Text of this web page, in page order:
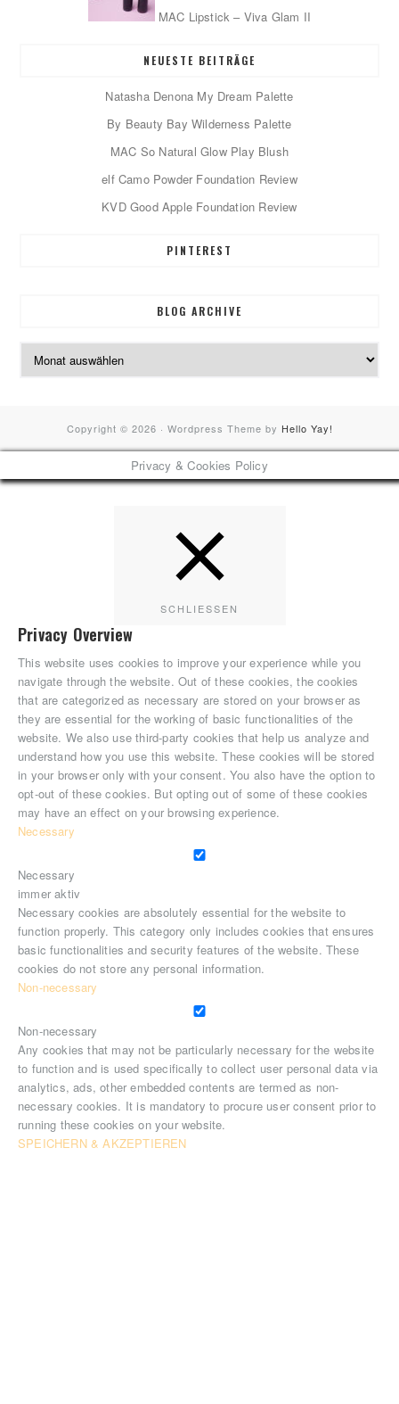
MAC Lipstick – Viva Glam II
NEUESTE BEITRÄGE
Natasha Denona My Dream Palette
By Beauty Bay Wilderness Palette
MAC So Natural Glow Play Blush
elf Camo Powder Foundation Review
KVD Good Apple Foundation Review
PINTEREST
BLOG ARCHIVE
Blog
Archive
Copyright © 2026 · Wordpress Theme by Hello Yay!
Privacy & Cookies Policy
SCHLIESSEN
Privacy Overview
This website uses cookies to improve your experience while you
navigate through the website. Out of these cookies, the cookies
that are categorized as necessary are stored on your browser as
they are essential for the working of basic functionalities of the
website. We also use third-party cookies that help us analyze and
understand how you use this website. These cookies will be stored
in your browser only with your consent. You also have the option to
opt-out of these cookies. But opting out of some of these cookies
may have an effect on your browsing experience.
Necessary
Necessary
immer aktiv
Necessary cookies are absolutely essential for the website to
function properly. This category only includes cookies that ensures
basic functionalities and security features of the website. These
cookies do not store any personal information.
Non-necessary
Non-necessary
Any cookies that may not be particularly necessary for the website
to function and is used specifically to collect user personal data via
analytics, ads, other embedded contents are termed as non-
necessary cookies. It is mandatory to procure user consent prior to
running these cookies on your website.
SPEICHERN & AKZEPTIEREN